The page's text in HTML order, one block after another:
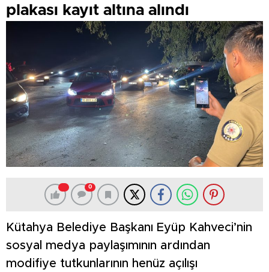
plakası kayıt altına alındı
0
Kütahya Belediye Başkanı Eyüp Kahveci’nin
sosyal medya paylaşımının ardından
modifiye tutkunlarının henüz açılışı